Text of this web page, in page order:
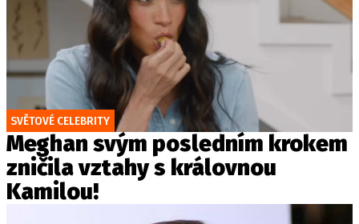
SVĚTOVÉ CELEBRITY
Meghan svým posledním krokem
zničila vztahy s královnou
Kamilou!